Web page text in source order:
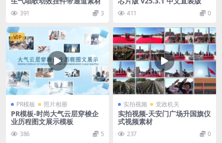
391 3 411 0
VIP
PR模板 照片相册
PR模板-时尚大气云层穿梭企
业历程图文展示模板
386 5
实拍视频 党政机关
实拍视频-天安门广场升国旗仪
式视频素材
237 0